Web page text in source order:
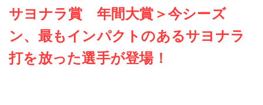
サヨナラ賞 年間大賞＞今シーズ
ン、最もインパクトのあるサヨナラ
打を放った選手が登場！